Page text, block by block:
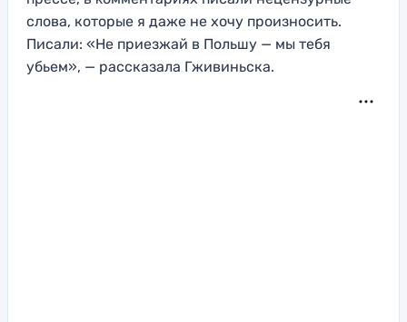
слова, которые я даже не хочу произносить.
Писали: «Не приезжай в Польшу — мы тебя
убьем», — рассказала Гживиньска.